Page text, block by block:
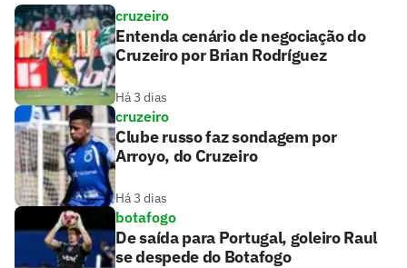
cruzeiro
Entenda cenário de negociação do
Cruzeiro por Brian Rodríguez
Há 3 dias
cruzeiro
Clube russo faz sondagem por
Arroyo, do Cruzeiro
Há 3 dias
botafogo
De saída para Portugal, goleiro Raul
se despede do Botafogo